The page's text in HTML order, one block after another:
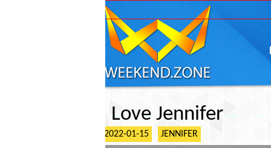
ГЛАВНАЯ
Love Jennifer